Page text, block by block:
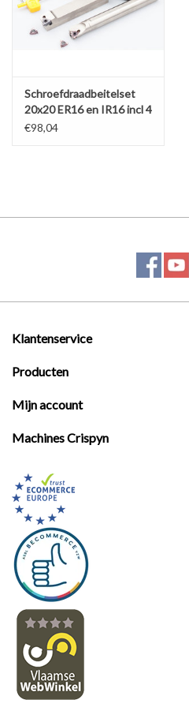
Werkplaatsinrichting |
Cadeaubonnen &
Schroefdraadbeitelset
20x20 ER16 en IR16 incl 4
wisselplaten
€98,04
Klantenservice
Producten
Mijn account
Machines Crispyn